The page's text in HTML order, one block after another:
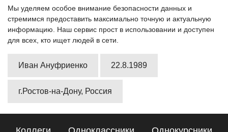
Мы уделяем особое внимание безопасности данных и
стремимся предоставить максимально точную и актуальную
информацию. Наш сервис прост в использовании и доступен
для всех, кто ищет людей в сети.
Иван Ануфриенко 22.8.1989
г.Ростов-на-Дону, Россия